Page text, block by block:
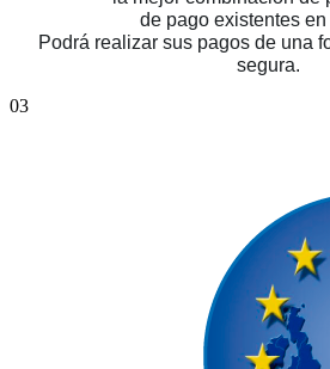
de pago existentes
Podrá realizar sus pagos de una
segura.
03